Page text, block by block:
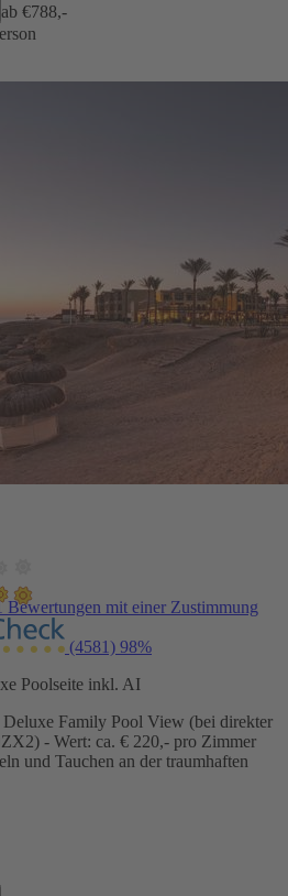
ab €788,-
Bewertungen mit einer Zustimmung
(4581) 98%
Poolseite inkl. AI
Family Pool View (bei direkter
- Wert: ca. € 220,- pro Zimmer
und Tauchen an der traumhaften